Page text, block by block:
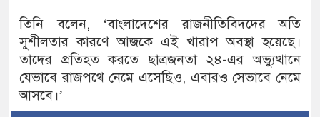
তিনি বলেন, ‘বাংলাদেশের রাজনীতিবিদদের অতি
সুশীলতার কারণে আজকে এই খারাপ অবস্থা হয়েছে।
তাদের প্রতিহত করতে ছাত্রজনতা ২৪-এর অভ্যুত্থানে
যেভাবে রাজপথে নেমে এসেছিও, এবারও সেভাবে নেমে
আসবে‌।’